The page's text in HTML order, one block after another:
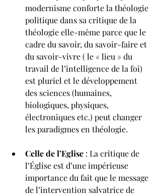
modernisme conforte la théologie
politique dans sa critique de la
théologie elle-même parce que le
cadre du savoir, du savoir-faire et
du savoir-vivre ( le « lieu » du
travail de l’intelligence de la foi)
est pluriel et le développement
des sciences (humaines,
biologiques, physiques,
électroniques etc.) peut changer
les paradigmes en théologie.
Celle de l’Eglise : La critique de
l’Église est d’une impérieuse
importance du fait que le message
de l’intervention salvatrice de